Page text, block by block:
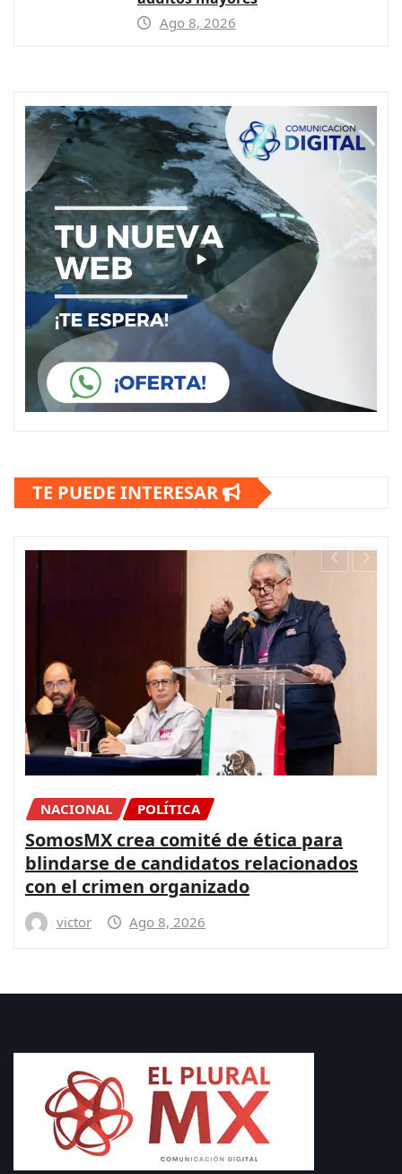
Ago 8, 2026
TE PUEDE INTERESAR
CONGRESO DIPUTADOS
La Paz es posible con más presupuesto
para seguridad y coordinación entre
los gobiernos: PRI
victor Ago 8, 2026